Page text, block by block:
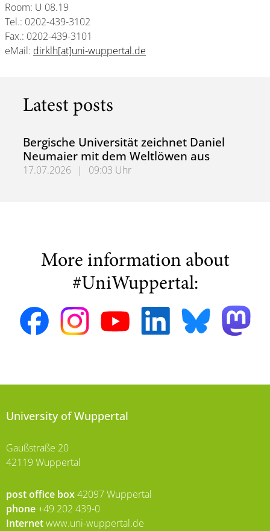
Room: U 08.19
Tel.: 0202-439-3102
Fax.: 0202-439-3101
eMail: dirklh[at]uni-wuppertal.de
Latest posts
Bergische Universität zeichnet Daniel
Neumaier mit dem Weltlöwen aus
17.07.2026 |
09:03 Uhr
More information about
#UniWuppertal:
University of Wuppertal
Gaußstraße 20
42119 Wuppertal
post office box42097 Wuppertal
phone +49 202 439-0
Internetwww.uni-wuppertal.de